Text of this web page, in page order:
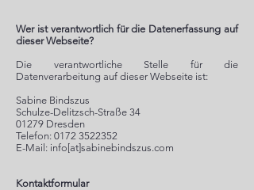
Wer ist verantwortlich für die Datenerfassung auf
dieser Webseite?
Die verantwortliche Stelle für die
Datenverarbeitung auf dieser Webseite ist:
Sabine Bindszus
Schulze-Delitzsch-Straße 34
01279 Dresden
Telefon: 0172 3522352
E-Mail: info[at]sabinebindszus.com
Kontaktformular